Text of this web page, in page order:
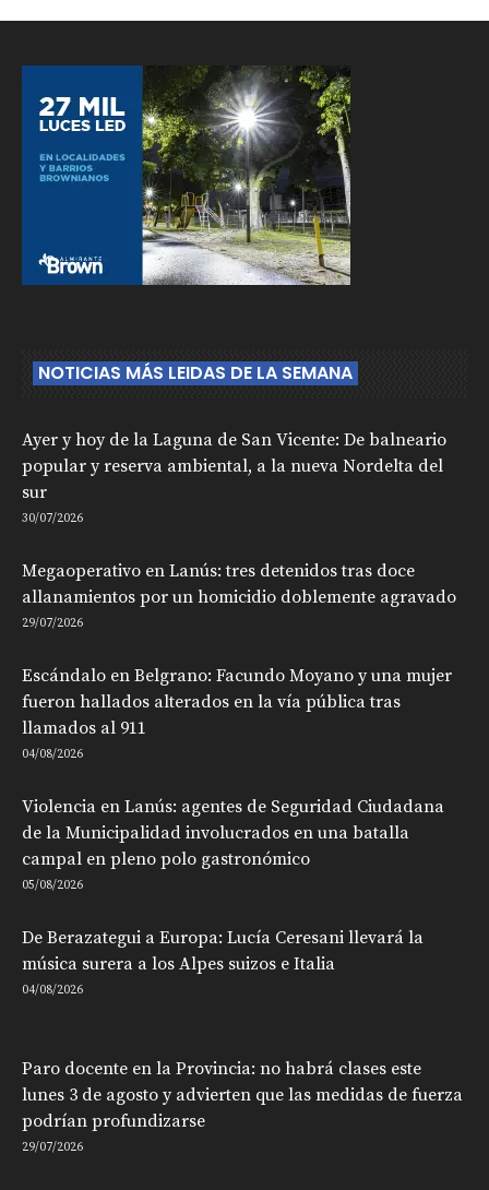
NOTICIAS MÁS LEIDAS DE LA SEMANA
Ayer y hoy de la Laguna de San Vicente: De balneario
popular y reserva ambiental, a la nueva Nordelta del
sur
30/07/2026
Megaoperativo en Lanús: tres detenidos tras doce
allanamientos por un homicidio doblemente agravado
29/07/2026
Escándalo en Belgrano: Facundo Moyano y una mujer
fueron hallados alterados en la vía pública tras
llamados al 911
04/08/2026
Violencia en Lanús: agentes de Seguridad Ciudadana
de la Municipalidad involucrados en una batalla
campal en pleno polo gastronómico
05/08/2026
De Berazategui a Europa: Lucía Ceresani llevará la
música surera a los Alpes suizos e Italia
04/08/2026
Paro docente en la Provincia: no habrá clases este
lunes 3 de agosto y advierten que las medidas de fuerza
podrían profundizarse
29/07/2026